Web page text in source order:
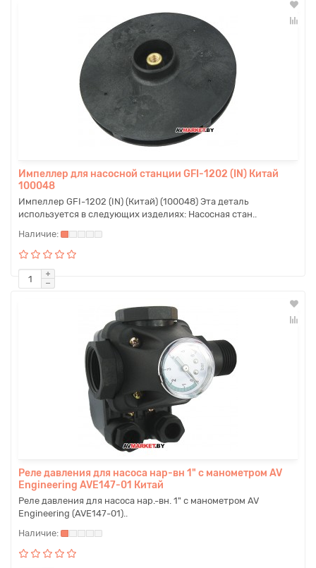
Импеллер для насосной станции GFI-1202 (IN) Китай
100048
Импеллер GFI-1202 (IN) (Китай) (100048) Эта деталь
используется в следующих изделиях: Насосная стан..
Реле давления для насоса нар-вн 1" с манометром AV
Engineering AVE147-01 Китай
Реле давления для насоса нар.-вн. 1" с манометром AV
Engineering (AVE147-01)..